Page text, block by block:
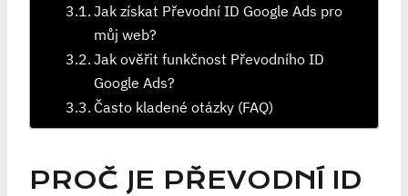
Jak získat Převodní ID Google Ads pro
můj web?
Jak ověřit funkčnost Převodního ID
Google Ads?
Často kladené otázky (FAQ)
PROČ JE PŘEVODNÍ ID